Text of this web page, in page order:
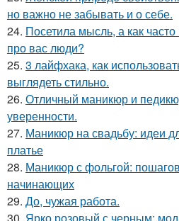
но важно не забывать и о себе.
24. Посетила мысль, а как
про вас люди?
25. 3 лайфхака, как
выглядеть стильно.
26. Отличный маникюр и
уверенности.
27. Маникюр на свадьбу: идеи
платье
28. Маникюр с фольгой:
начинающих
29. До, чужая работа.
30. Ярко розовый с черным: